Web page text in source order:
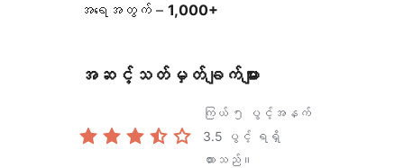
အရေအတွက် – 1,000+
အဆင့်သတ်မှတ်ချက်များ
ကြယ် ၅ ပွင့်အနက်
3.5 ပွင့် ရရှိ
ထားသည်။